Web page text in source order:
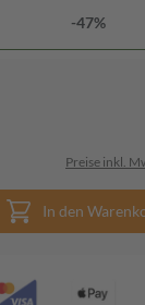
-47%
Preise inkl.
In den